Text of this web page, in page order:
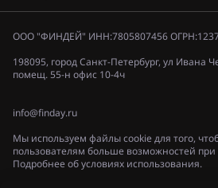
ООО "ФИНДЕЙ" ИНН:7805807456
198095, город Санкт-Петербург, ул Ивана
помещ. 55-н офис 10-4ч
info@finday.ru
Мы используем файлы cookie для того,
пользователям больше возможностей
Подробнее об условиях использования.